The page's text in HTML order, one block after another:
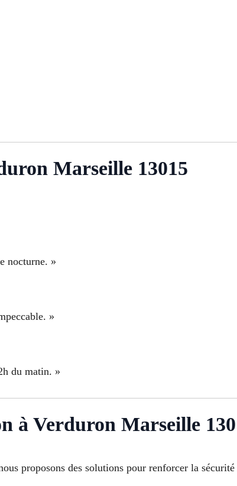
Marseille 13015
nocturne. »
»
du matin. »
à Verduron Marseille
proposons des solutions pour renforcer la